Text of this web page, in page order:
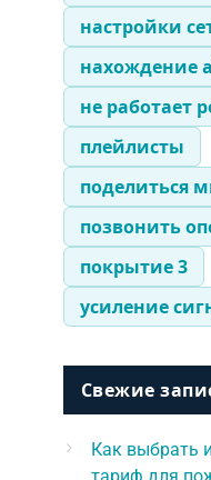
настройки
нахождение
не работает
плейлисты
поделиться
позвонить
покрытие 3
усиление
Свежие
Как выбрать